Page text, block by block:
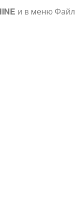
и в меню Файл